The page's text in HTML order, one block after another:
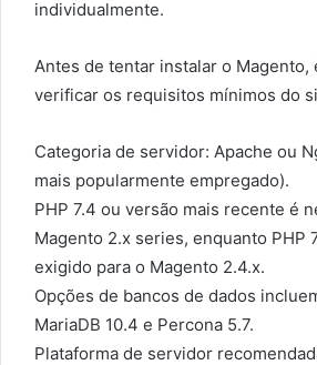
individualmente.
Antes de tentar instalar o Magento,
verificar os requisitos mínimos do
Categoria de servidor: Apache ou
mais popularmente empregado).
PHP 7.4 ou versão mais recente é
Magento 2.x series, enquanto PHP
exigido para o Magento 2.4.x.
Opções de bancos de dados
MariaDB 10.4 e Percona 5.7.
Plataforma de servidor